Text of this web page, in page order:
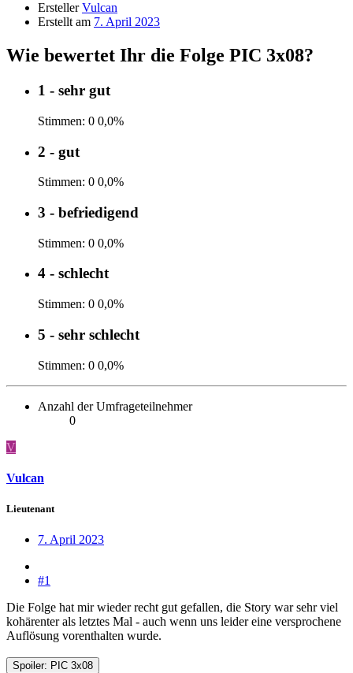
Ersteller Vulcan
Erstellt am 7. April 2023
Wie bewertet Ihr die Folge PIC 3x08?
1 - sehr gut
Stimmen: 0 0,0%
2 - gut
Stimmen: 0 0,0%
3 - befriedigend
Stimmen: 0 0,0%
4 - schlecht
Stimmen: 0 0,0%
5 - sehr schlecht
Stimmen: 0 0,0%
Anzahl der Umfrageteilnehmer
0
V
Vulcan
Lieutenant
7. April 2023
#1
Die Folge hat mir wieder recht gut gefallen, die Story war sehr viel
kohärenter als letztes Mal - auch wenn uns leider eine versprochene
Auflösung vorenthalten wurde.
Spoiler: PIC 3x08